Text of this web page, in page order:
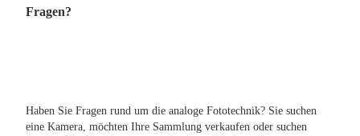
Fragen?
Haben Sie Fragen rund um die analoge Fototechnik? Sie suchen
eine Kamera, möchten Ihre Sammlung verkaufen oder suchen